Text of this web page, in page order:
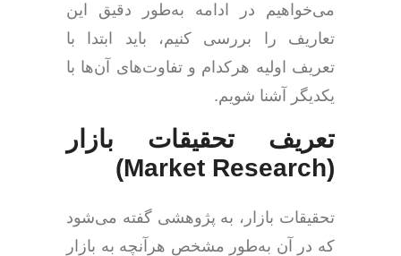
می‌خواهیم در ادامه به‌طور دقیق این
تعاریف را بررسی کنیم، باید ابتدا با
تعریف اولیه هرکدام و تفاوت‌های آن‌ها با
یکدیگر آشنا شویم.
تعریف تحقیقات بازار
(Market Research)
تحقیقات بازار، به پژوهشی گفته می‌شود
که در آن به‌طور مشخص هرآنچه به بازار